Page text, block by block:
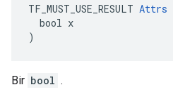
TF_MUST_USE_RESULT Attrs
  bool x
)
Bir bool .